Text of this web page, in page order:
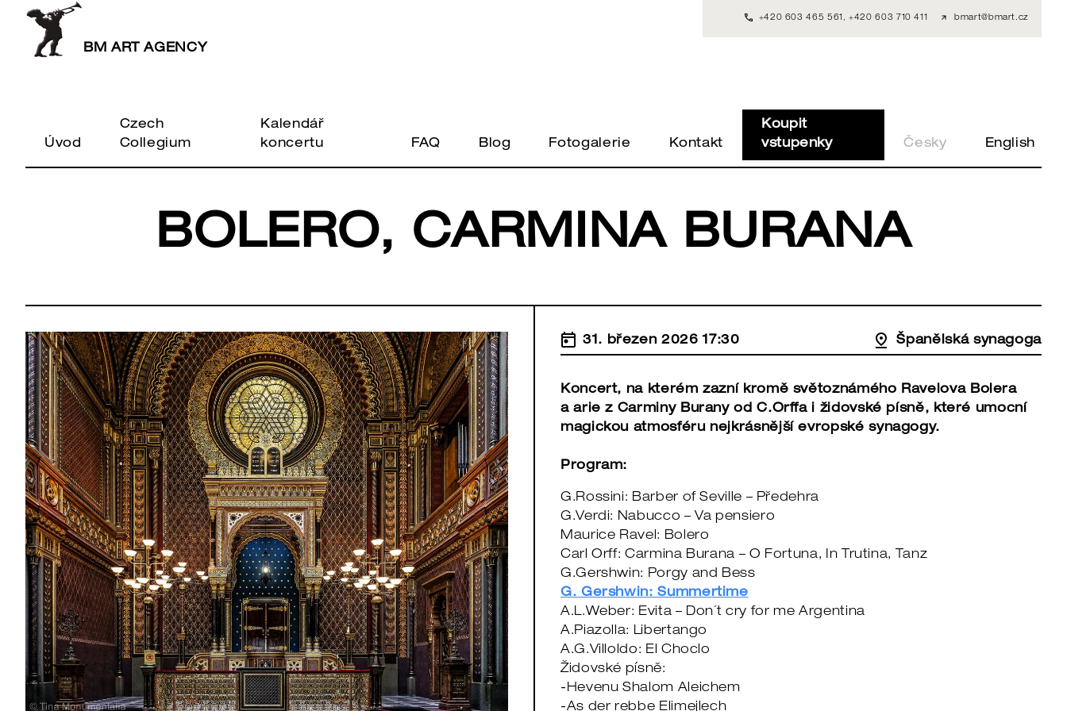
+420 603 465 561 , +420 603 710 411 bmart@bmart.cz
BM ART AGENCY
Úvod
Czech
Collegium
Kalendář
koncertu
FAQ Blog Fotogalerie Kontakt
Koupit
vstupenky
Česky English
BOLERO, CARMINA BURANA
31. březen 2026 17:30 Španělská synagoga
Koncert, na kterém zazní kromě světoznámého Ravelova Bolera
a arie z Carminy Burany od C.Orffa i židovské písně, které umocní
magickou atmosféru nejkrásnější evropské synagogy.
Program:
G.Rossini: Barber of Seville – Předehra
G.Verdi: Nabucco – Va pensiero
Maurice Ravel: Bolero
Carl Orff: Carmina Burana – O Fortuna, In Trutina, Tanz
G.Gershwin: Porgy and Bess
G. Gershwin: Summertime
A.L.Weber: Evita – Don´t cry for me Argentina
A.Piazolla: Libertango
A.G.Villoldo: El Choclo
Židovské písně:
-Hevenu Shalom Aleichem
-As der rebbe Elimejlech